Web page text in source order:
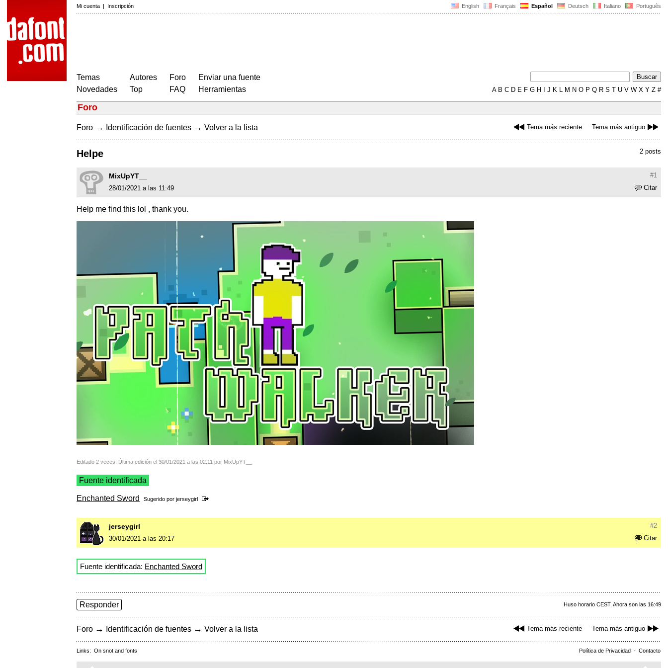
English Français Español Deutsch Italiano Português
Mi cuenta | Inscripción
Temas
Novedades
Autores
Top
Foro
FAQ
Enviar una fuente
Herramientas
AB C D E F G H J K L M N O P Q R S T U V W X Y Z #
Foro
Tema más reciente Tema más antiguo
Foro → Identificación de fuentes → Volver a la lista
2 posts
Helpe
#1
MixUpYT__
Citar
28/01/2021 a las 11:49
Help me find this lol , thank you.
Editado 2 veces. Última edición el 30/01/2021 a las 02:11 por MixUpYT__
Fuente identificada
Enchanted Sword Sugerido por jerseygirl
#2
jerseygirl
Citar
30/01/2021 a las 20:17
Fuente identificada: Enchanted Sword
Huso horario CEST. Ahora son las 16:49
Responder
Tema más reciente Tema más antiguo
Foro → Identificación de fuentes → Volver a la lista
Política de Privacidad - Contacto
Links: On snot and fonts